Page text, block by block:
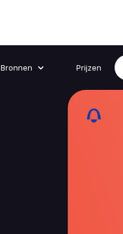
Bronnen Prijzen